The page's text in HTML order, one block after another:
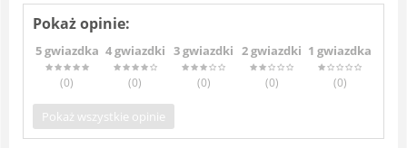
Pokaż opinie:
5 gwiazdka
(0)
4 gwiazdki
(0)
3 gwiazdki
(0)
2 gwiazdki
(0)
1 gwiazdka
(0)
Pokaż wszystkie opinie